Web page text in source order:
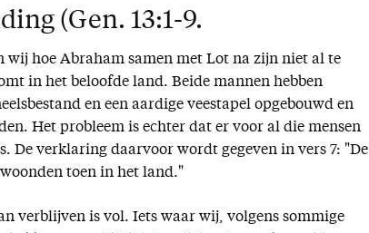
(Gen. 13:1-9.
wij hoe Abraham samen met Lot na zijn niet al te
in het beloofde land. Beide mannen hebben
en een aardige veestapel opgebouwd en
Het probleem is echter dat er voor al die mensen
De verklaring daarvoor wordt gegeven in vers 7: "De
toen in het land."
verblijven is vol. Iets waar wij, volgens sommige